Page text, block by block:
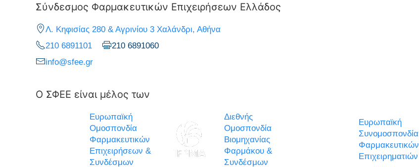
Σύνδεσμος Φαρμακευτικών Επιχειρήσεων Ελλάδος
Λ. Κηφισίας 280 & Αγρινίου 3 Χαλάνδρι, Αθήνα
210 6891101
210 6891060
info@sfee.gr
Ο ΣΦΕΕ είναι μέλος των
Ευρωπαϊκή
Ομοσπονδία
Φαρμακευτικών
Επιχειρήσεων &
Συνδέσμων
Διεθνής
Ομοσπονδία
Βιομηχανίας
Φαρμάκου &
Συνδέσμων
Ευρωπαϊκή
Συνομοσπονδία
Φαρμακευτικών
Επιχειρηματιών